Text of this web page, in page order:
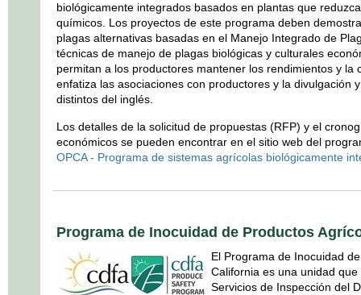
biológicamente integrados basados en plantas que
químicos. Los proyectos de este programa deben
plagas alternativas basadas en el Manejo Integrado de
técnicas de manejo de plagas biológicas y culturales
permitan a los productores mantener los rendimientos y la
enfatiza las asociaciones con productores y la divulgación
distintos del inglés.
Los detalles de la solicitud de propuestas (RFP) y el
económicos se pueden encontrar en el sitio web del
OPCA - Programa de sistemas agrícolas biológicamente
Programa de Inocuidad de Productos
El Programa de Inocuidad
California es una unidad
Servicios de Inspección del